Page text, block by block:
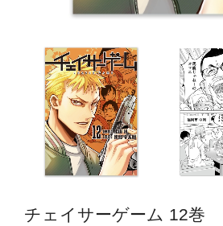
チェイサーゲーム 12巻